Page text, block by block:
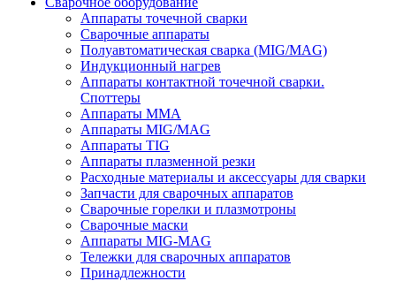
Аппараты точечной сварки
Сварочные аппараты
Полуавтоматическая сварка (MIG/MAG)
Индукционный нагрев
Аппараты контактной точечной сварки.
Споттеры
Аппараты MMA
Аппараты MIG/MAG
Аппараты TIG
Аппараты плазменной резки
Расходные материалы и аксессуары для сварки
Запчасти для сварочных аппаратов
Сварочные горелки и плазмотроны
Сварочные маски
Аппараты MIG-MAG
Тележки для сварочных аппаратов
Принадлежности